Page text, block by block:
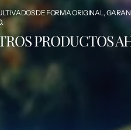
DE FORMA ORIGINAL,
PRODUCTOS